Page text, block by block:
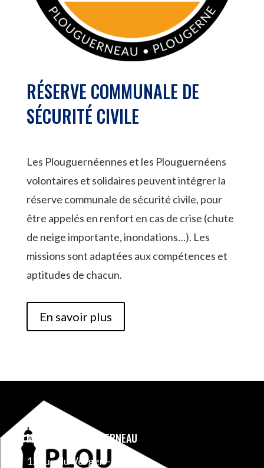
RÉSERVE COMMUNALE DE
SÉCURITÉ CIVILE
Les Plouguernéennes et les Plouguernéens
volontaires et solidaires peuvent intégrer la
réserve communale de sécurité civile, pour
être appelés en renfort en cas de crise (chute
de neige importante, inondations…). Les
missions sont adaptées aux compétences et
aptitudes de chacun.
En savoir plus
MAIRIE DE PLOUGUERNEAU
12 rue du Verger – BP 1